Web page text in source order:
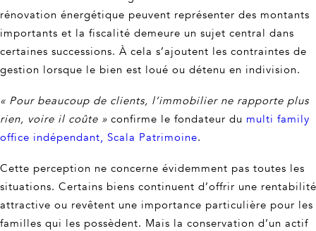
rénovation énergétique peuvent représenter des montants
importants et la fiscalité demeure un sujet central dans
certaines successions. À cela s’ajoutent les contraintes de
gestion lorsque le bien est loué ou détenu en indivision.
« Pour beaucoup de clients, l’immobilier ne rapporte plus
rien, voire il coûte » confirme le fondateur du multi family
office indépendant, Scala Patrimoine.
Cette perception ne concerne évidemment pas toutes les
situations. Certains biens continuent d’offrir une rentabilité
attractive ou revêtent une importance particulière pour les
familles qui les possèdent. Mais la conservation d’un actif